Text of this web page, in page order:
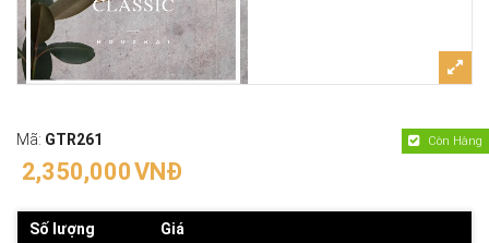
Mã: GTR261
2,350,000VNĐ
Còn Hàng
Số lượng
Giá